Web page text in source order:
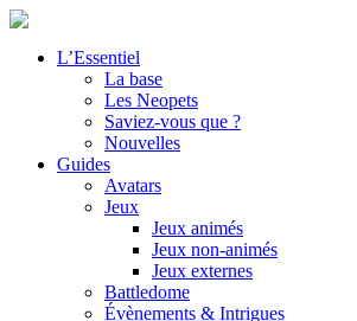
L’Essentiel
La base
Les Neopets
Saviez-vous que ?
Nouvelles
Guides
Avatars
Jeux
Jeux animés
Jeux non-animés
Jeux externes
Battledome
Évènements & Intrigues